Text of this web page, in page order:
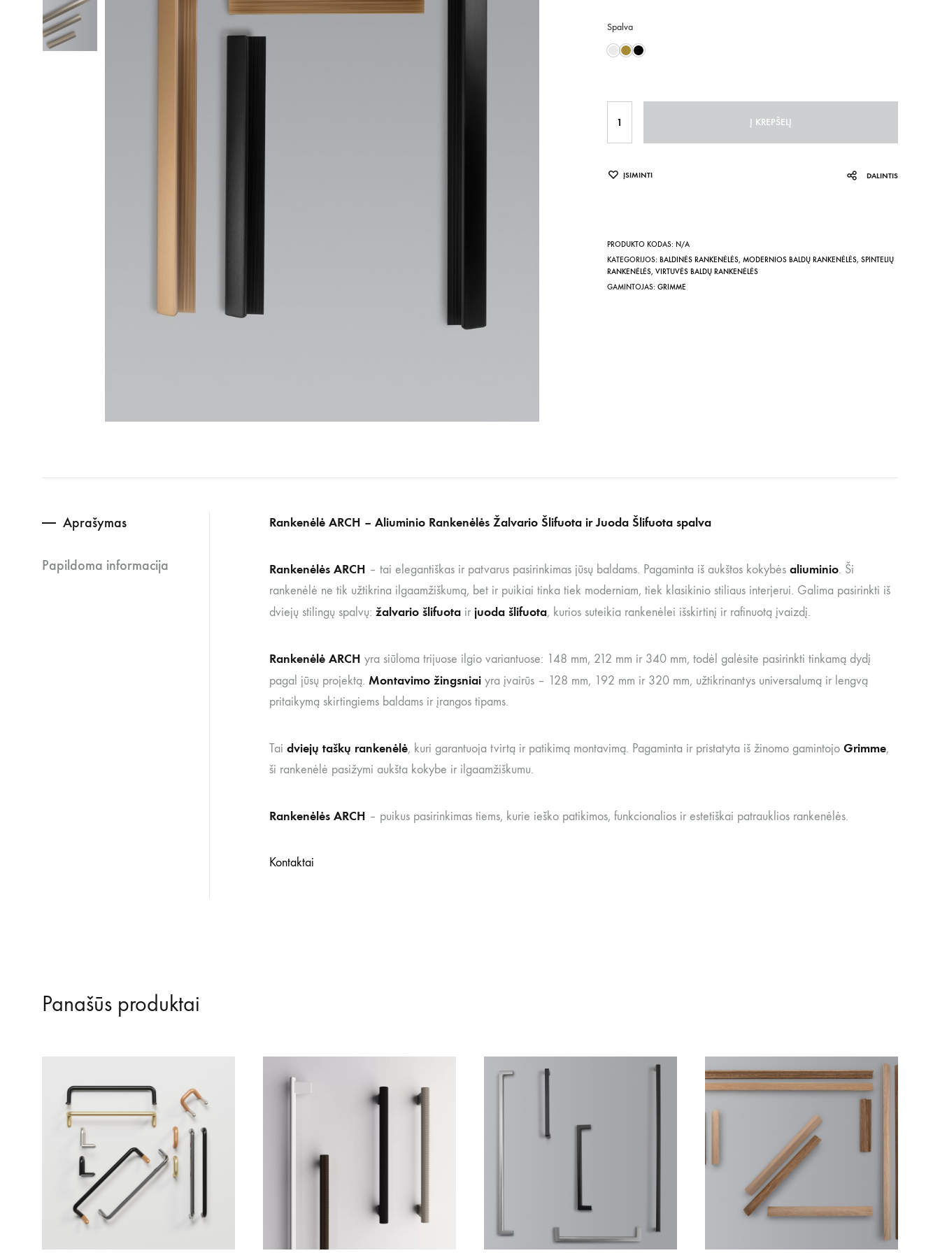
Spalva
Į KREPŠELĮ
ĮSIMINTI DALINTIS
PRODUKTO KODAS: N/A
KATEGORIJOS: BALDINĖS RANKENĖLĖS, MODERNIOS BALDŲ RANKENĖLĖS, SPINTELIŲ
RANKENĖLĖS, VIRTUVĖS BALDŲ RANKENĖLĖS
GAMINTOJAS: GRIMME
Aprašymas
Papildoma informacija
Rankenėlė ARCH – Aliuminio Rankenėlės Žalvario Šlifuota ir Juoda Šlifuota spalva
Rankenėlės ARCH – tai elegantiškas ir patvarus pasirinkimas jūsų baldams. Pagaminta iš aukštos kokybės aliuminio. Ši
rankenėlė ne tik užtikrina ilgaamžiškumą, bet ir puikiai tinka tiek moderniam, tiek klasikinio stiliaus interjerui. Galima pasirinkti iš
dviejų stilingų spalvų: žalvario šlifuota ir juoda šlifuota, kurios suteikia rankenėlei išskirtinį ir rafinuotą įvaizdį.
Rankenėlė ARCH yra siūloma trijuose ilgio variantuose: 148 mm, 212 mm ir 340 mm, todėl galėsite pasirinkti tinkamą dydį
pagal jūsų projektą. Montavimo žingsniai yra įvairūs – 128 mm, 192 mm ir 320 mm, užtikrinantys universalumą ir lengvą
pritaikymą skirtingiems baldams ir įrangos tipams.
Tai dviejų taškų rankenėlė, kuri garantuoja tvirtą ir patikimą montavimą. Pagaminta ir pristatyta iš žinomo gamintojo Grimme,
ši rankenėlė pasižymi aukšta kokybe ir ilgaamžiškumu.
Rankenėlės ARCH – puikus pasirinkimas tiems, kurie ieško patikimos, funkcionalios ir estetiškai patrauklios rankenėlės.
Kontaktai
Panašūs produktai